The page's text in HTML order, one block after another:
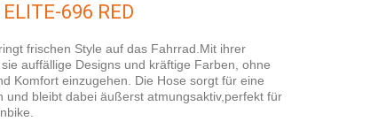
696 RED
frischen Style auf das Fahrrad.Mit ihrer
auffällige Designs und kräftige Farben, ohne
Komfort einzugehen. Die Hose sorgt für eine
und bleibt dabei äußerst atmungsaktiv,perfekt für